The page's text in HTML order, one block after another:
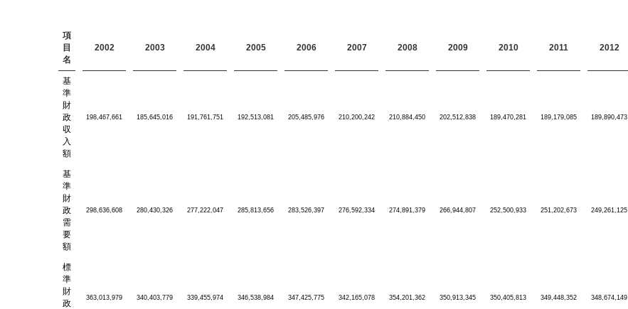
項
目
名
2002 2003 2004 2005 2006 2007 2008 2009 2010 2011 2012
基
準
財
政
収
入
額
198,467,661 185,645,016 191,761,751 192,513,081 205,485,976 210,200,242 210,884,450 202,512,838 189,470,281 189,179,085 189,890,473
基
準
財
政
需
要
額
298,636,608 280,430,326 277,222,047 285,813,656 283,526,397 276,592,334 274,891,379 266,944,807 252,500,933 251,202,673 249,261,125
標
準
財
政
363,013,979 340,403,779 339,455,974 346,538,984 347,425,775 342,165,078 354,201,362 350,913,345 350,405,813 349,448,352 348,674,149